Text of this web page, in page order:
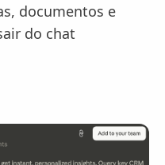
documentos e
do chat